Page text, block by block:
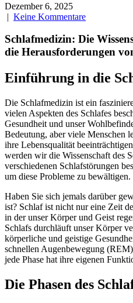
Dezember 6, 2025
| Keine Kommentare
Schlafmedizin: Die
die Herausforderungen
Einführung in die
Die Schlafmedizin ist ein
vielen Aspekten des Schlafes
Gesundheit und unser
Bedeutung, aber viele Menschen
ihre Lebensqualität
werden wir die Wissenschaft des
verschiedenen Schlafstörungen
um diese Probleme zu bewältigen.
Haben Sie sich jemals darüber
ist? Schlaf ist nicht nur eine Zeit
in der unser Körper und Geist
Schlafs durchläuft unser Körper
körperliche und geistige
schnellen Augenbewegung
jede Phase hat ihre eigenen
Die Phasen des